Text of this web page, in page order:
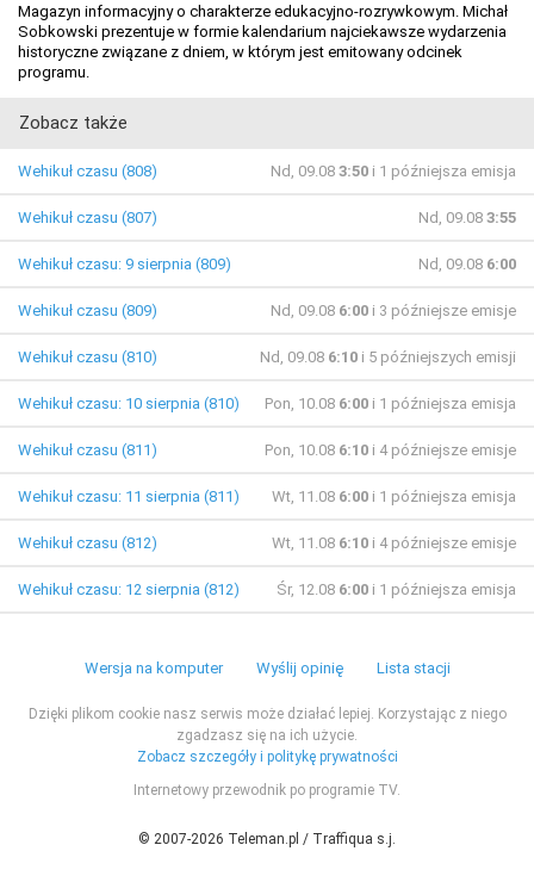
Magazyn informacyjny o charakterze edukacyjno-rozrywkowym. Michał
Sobkowski prezentuje w formie kalendarium najciekawsze wydarzenia
historyczne związane z dniem, w którym jest emitowany odcinek
programu.
Zobacz także
Wehikuł czasu (808) Nd, 09.08 3:50 i 1 późniejsza emisja
Wehikuł czasu (807) Nd, 09.08 3:55
Wehikuł czasu: 9 sierpnia (809) Nd, 09.08 6:00
Wehikuł czasu (809) Nd, 09.08 6:00 i 3 późniejsze emisje
Wehikuł czasu (810) Nd, 09.08 6:10 i 5 późniejszych emisji
Wehikuł czasu: 10 sierpnia (810) Pon, 10.08 6:00 i 1 późniejsza emisja
Wehikuł czasu (811) Pon, 10.08 6:10 i 4 późniejsze emisje
Wehikuł czasu: 11 sierpnia (811) Wt, 11.08 6:00 i 1 późniejsza emisja
Wehikuł czasu (812) Wt, 11.08 6:10 i 4 późniejsze emisje
Wehikuł czasu: 12 sierpnia (812) Śr, 12.08 6:00 i 1 późniejsza emisja
Wersja na komputer Wyślij opinię Lista stacji
Dzięki plikom cookie nasz serwis może działać lepiej. Korzystając z niego
zgadzasz się na ich użycie.
Zobacz szczegóły i politykę prywatności
Internetowy przewodnik po programie TV.
© 2007-2026 Teleman.pl / Traffiqua s.j.